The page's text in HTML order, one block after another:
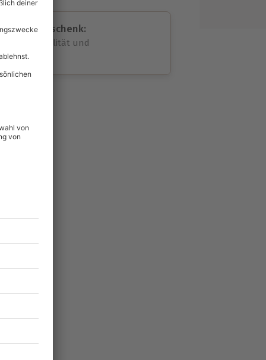
Geschenk:
volle Flexibilität und
für alle Erlebnisse